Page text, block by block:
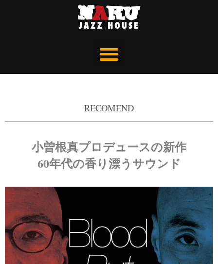
RECOMEND
小曽根真プロデュースの新作
60年代の香り漂うサウンド